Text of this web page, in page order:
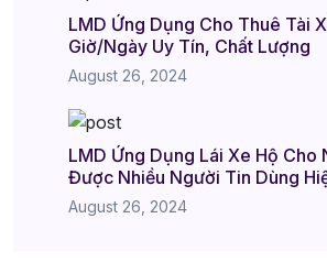
LMD Ứng Dụng Cho Thuê Tài
Giờ/Ngày Uy Tín, Chất Lượng
August 26, 2024
LMD Ứng Dụng Lái Xe Hộ Cho
Được Nhiều Người Tin Dùng
August 26, 2024